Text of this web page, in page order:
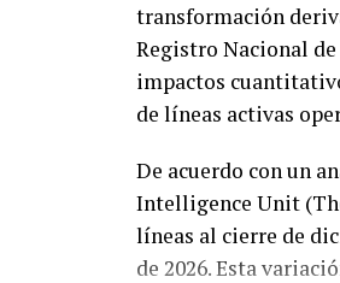
transformación
Registro Nacional
impactos
de líneas activas
De acuerdo con un
Intelligence Unit
líneas al cierre de
de 2026. Esta